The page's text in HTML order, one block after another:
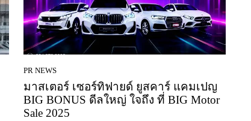
PR NEWS
มาสเตอร์ เซอร์ทิฟายด์ ยูสคาร์ แคมเปญ
BIG BONUS ดีลใหญ่ ใจถึง ที่ BIG Motor
Sale 2025